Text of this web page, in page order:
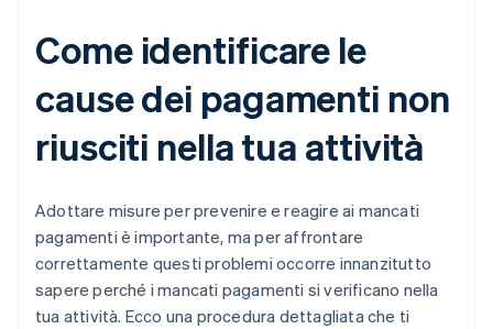
Come identificare le
cause dei pagamenti non
riusciti nella tua attività
Adottare misure per prevenire e reagire ai mancati
pagamenti è importante, ma per affrontare
correttamente questi problemi occorre innanzitutto
sapere perché i mancati pagamenti si verificano nella
tua attività. Ecco una procedura dettagliata che ti